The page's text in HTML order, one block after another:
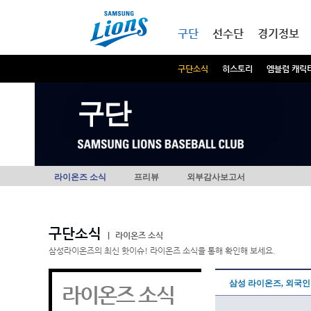
구단
구단소식 히스토리 엠블럼 캐릭
선수단 경기정보
구단
라이온즈 소식 프리뷰 외부감사보고서
구단소식
라이온즈 소식
삼성라이온즈의 최신 핫이슈! 라이온즈 소식을 통해 확인해 보세요.
라이온즈 소식 삼성 라이온즈, 외국